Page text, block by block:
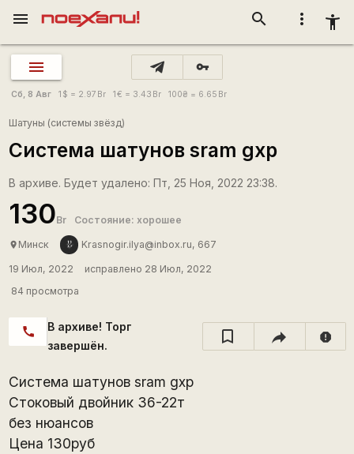
more_vert accessibility_new
search
menu
vpn_key
Сб, 8 Авг 1 $ = 2.97 Br 1€ = 3.43 Br 100₴ = 6.65 Br
Шатуны (системы звёзд)
Система шатунов sram gxp
В архиве. Будет удалено: Пт, 25 Ноя, 2022 23:38.
130Br Состояние: хорошее
place Минск Krasnogir.ilya@inbox.ru, 667
19 Июл, 2022
исправлено 28 Июл, 2022
84 просмотра
call
В архиве! Торг
завершён.
report
Система шатунов sram gxp
Стоковый двойник 36-22т
без нюансов
Цена 130руб